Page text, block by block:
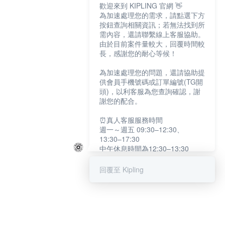
歡迎來到 KIPLING 官網 👋
為加速處理您的需求，請點選下方
按鈕查詢相關資訊；若無法找到所
需內容，還請聯繫線上客服協助。
由於目前案件量較大，回覆時間較
長，感謝您的耐心等候！
為加速處理您的問題，還請協助提
供會員手機號碼或訂單編號(TG開
頭)，以利客服為您查詢確認，謝
謝您的配合。
⏰真人客服服務時間
週一～週五 09:30–12:30、
13:30–17:30
中午休息時間為12:30–13:30
提醒您：系統會自動已讀訊息，如
回覆至 Kipling